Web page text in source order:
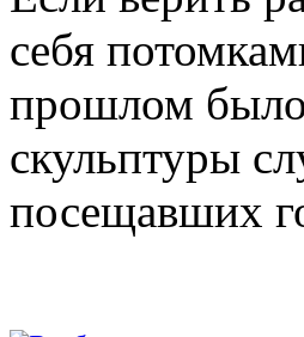
себя
прошлом было
скульптуры
посещавших